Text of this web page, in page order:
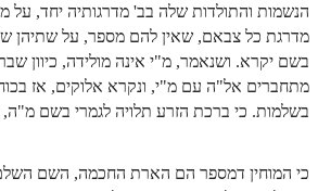
הנשמות והתולדות שלה בב' מדרגותיה יחד, על
מדרגת כל צבאם, שאין להם מספר, על שתיהן
בשם יקרא. ושנאמר, מ"י אינה מולידה, כיוון
מתחברים אל"ה עם מ"י, ונקרא אלוקים, אז
בשלמות. כי ברכת הזרע תלויה לגמרי בשם
כי המוחין דמספר הם הארת החכמה, השם השלם,